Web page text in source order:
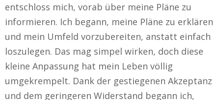
entschloss mich, vorab über meine Pläne zu
informieren. Ich begann, meine Pläne zu erklären
und mein Umfeld vorzubereiten, anstatt einfach
loszulegen. Das mag simpel wirken, doch diese
kleine Anpassung hat mein Leben völlig
umgekrempelt. Dank der gestiegenen Akzeptanz
und dem geringeren Widerstand begann ich,